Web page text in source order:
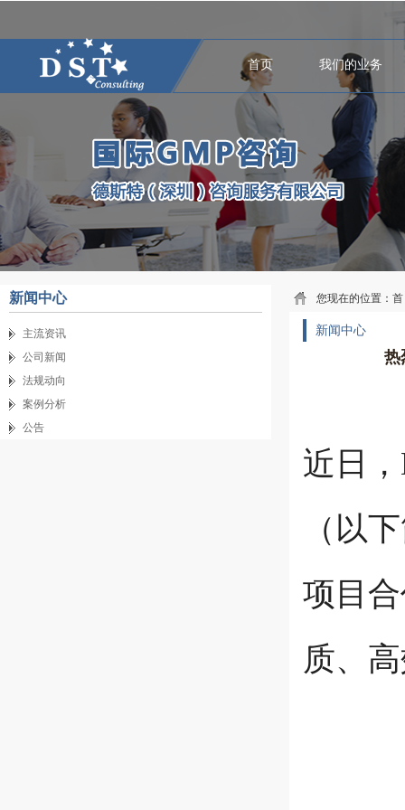
首页 我们的业务
新闻中心
主流资讯
公司新闻
法规动向
案例分析
公告
您现在的位置： 首
新闻中心
热
近日
（以
项目
质、